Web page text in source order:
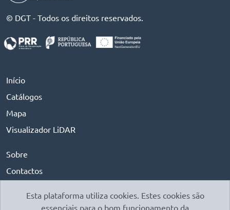
© DGT - Todos os direitos reservados.
Início
Catálogos
Mapa
Visualizador LiDAR
Sobre
Contactos
Esta plataforma utiliza cookies. Estes cookies são
essenciais para o bom funcionamento da